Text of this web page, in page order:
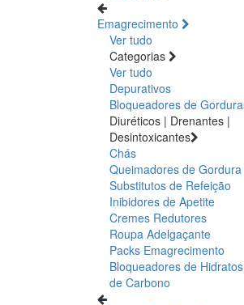
Emagrecimento
Ver tudo
Categorias
Ver tudo
Depurativos
Bloqueadores de
Diuréticos | Drenantes |
Desintoxicantes
Chás
Queimadores de Gordura
Substitutos de Refeição
Inibidores de Apetite
Cremes Redutores
Roupa Adelgaçante
Packs Emagrecimento
Bloqueadores de Hidratos
de Carbono